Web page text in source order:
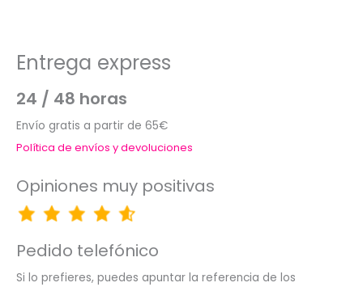
Entrega express
24 / 48 horas
Envío gratis a partir de 65€
Política de envíos y devoluciones
Opiniones muy positivas
Pedido telefónico
Si lo prefieres, puedes apuntar la referencia de los